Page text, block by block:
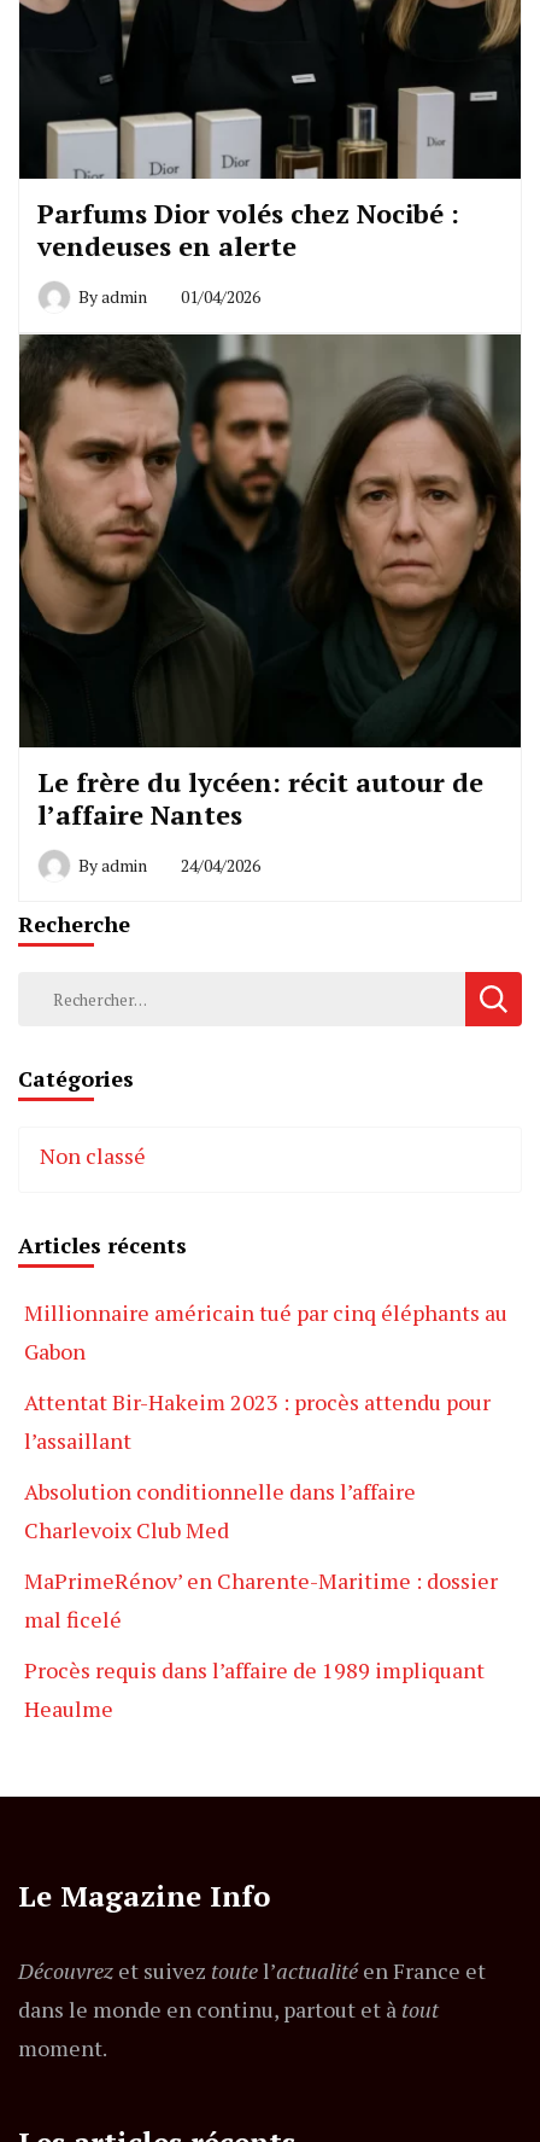
Parfums Dior volés chez Nocibé :
vendeuses en alerte
Byadmin 01/04/2026
Le frère du lycéen: récit autour de
l’affaire Nantes
Byadmin 24/04/2026
Recherche
Rechercher :
Catégories
Non classé
Articles récents
Millionnaire américain tué par cinq éléphants au
Gabon
Attentat Bir-Hakeim 2023 : procès attendu pour
l’assaillant
Absolution conditionnelle dans l’affaire
Charlevoix Club Med
MaPrimeRénov’ en Charente-Maritime : dossier
mal ficelé
Procès requis dans l’affaire de 1989 impliquant
Heaulme
Le Magazine Info
Découvrez et suivez toutel’actualitéen France et
dans le monde en continu, partout et à tout
moment.